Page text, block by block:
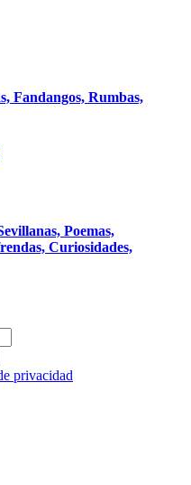
Fandangos, Rumbas,
Poemas,
Curiosidades,
privacidad